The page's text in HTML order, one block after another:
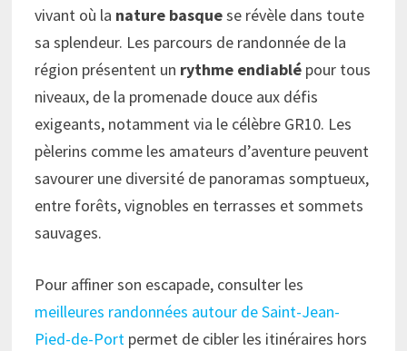
vivant où la nature basquese révèle dans toute
sa splendeur. Les parcours de randonnée de la
région présentent un rythme endiablé pour tous
niveaux, de la promenade douce aux défis
exigeants, notamment via le célèbre GR10. Les
pèlerins comme les amateurs d’aventure peuvent
savourer une diversité de panoramas somptueux,
entre forêts, vignobles en terrasses et sommets
sauvages.
Pour affiner son escapade, consulter les
meilleures randonnées autour de Saint-Jean-
Pied-de-Port permet de cibler les itinéraires hors